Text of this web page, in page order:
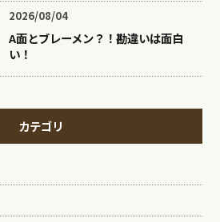
2026/08/04
A面とブレーメン？！勘違いは面白
い！
カテゴリ